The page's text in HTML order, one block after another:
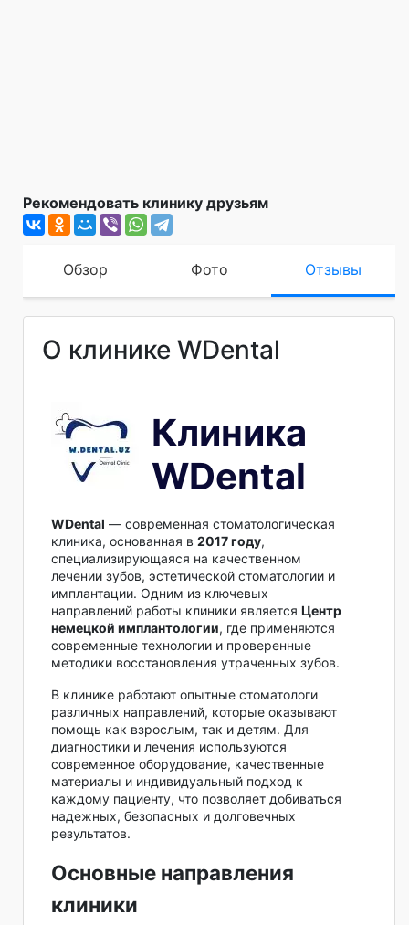
Рекомендовать клинику друзьям
Обзор Фото Отзывы
О клинике WDental
Клиника
WDental
WDental — современная стоматологическая
клиника, основанная в 2017 году,
специализирующаяся на качественном
лечении зубов, эстетической стоматологии и
имплантации. Одним из ключевых
направлений работы клиники является Центр
немецкой имплантологии, где применяются
современные технологии и проверенные
методики восстановления утраченных зубов.
В клинике работают опытные стоматологи
различных направлений, которые оказывают
помощь как взрослым, так и детям. Для
диагностики и лечения используются
современное оборудование, качественные
материалы и индивидуальный подход к
каждому пациенту, что позволяет добиваться
надежных, безопасных и долговечных
результатов.
Основные направления
клиники